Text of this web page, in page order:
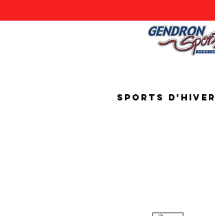
Sports d'hiver